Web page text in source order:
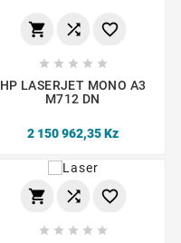
  
    
HP LASERJET MONO A3
M712 DN
2 150 962,35 Kz
  
    